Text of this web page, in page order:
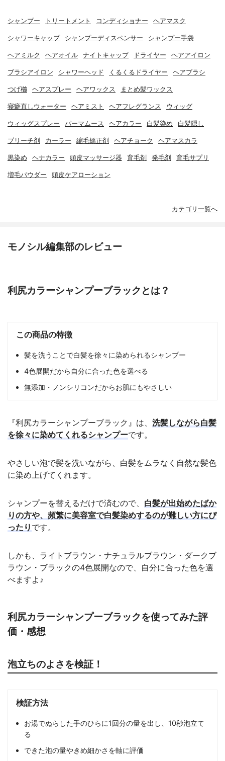
シャンプー トリートメント コンディショナー ヘアマスク
シャワーキャップ シャンプーディスペンサー シャンプー手袋
ヘアミルク ヘアオイル ナイトキャップ ドライヤー ヘアアイロン
ブラシアイロン シャワーヘッド くるくるドライヤー ヘアブラシ
つげ櫛 ヘアスプレー ヘアワックス まとめ髪ワックス
寝癖直しウォーター ヘアミスト ヘアフレグランス ウィッグ
ウィッグスプレー パーマムース ヘアカラー 白髪染め 白髪隠し
ブリーチ剤 カーラー 縮毛矯正剤 ヘアチョーク ヘアマスカラ
黒染め ヘナカラー 頭皮マッサージ器 育毛剤 発毛剤 育毛サプリ
増毛パウダー 頭皮ケアローション
カテゴリ一覧へ
モノシル編集部のレビュー
利尻カラーシャンプーブラックとは？
この商品の特徴
髪を洗うことで白髪を徐々に染められるシャンプー
4色展開だから自分に合った色を選べる
無添加・ノンシリコンだからお肌にもやさしい
『利尻カラーシャンプーブラック』は、 洗髪しながら白髪
を徐々に染めてくれるシャンプーです。
やさしい泡で髪を洗いながら、白髪をムラなく自然な髪色
に染め上げてくれます。
シャンプーを替えるだけで済むので、 白髪が出始めたばか
りの方や、頻繁に美容室で白髪染めするのが難しい方にぴ
ったり です。
しかも、ライトブラウン・ナチュラルブラウン・ダークブ
ラウン・ブラックの4色展開なので、自分に合った色を選
べますよ♪
利尻カラーシャンプーブラックを使ってみた評
価・感想
泡立ちのよさを検証！
検証方法
お湯でぬらした手のひらに1回分の量を出し、10秒泡立て
る
できた泡の量やきめ細かさを軸に評価